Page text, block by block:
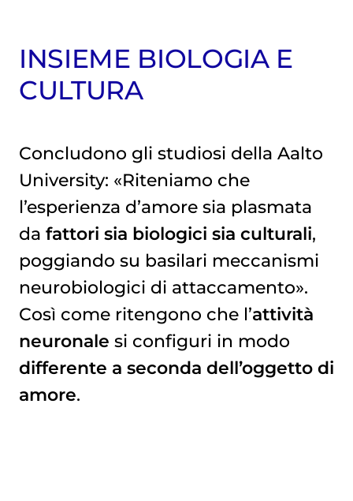
INSIEME BIOLOGIA E
CULTURA
Concludono gli studiosi della Aalto
University: «Riteniamo che
l’esperienza d’amore sia plasmata
da fattori sia biologici sia culturali,
poggiando su basilari meccanismi
neurobiologici di attaccamento».
Così come ritengono che l’attività
neuronale si configuri in modo
differente a seconda dell’oggetto di
amore.